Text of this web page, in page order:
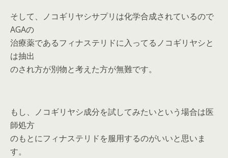
そして、ノコギリヤシサプリは化学合成されているので
AGAの
治療薬であるフィナステリドに入ってるノコギリヤシと
は抽出
のされ方が別物と考えた方が無難です。
もし、ノコギリヤシ成分を試してみたいという場合は医
師処方
のもとにフィナステリドを服用するのがいいと思いま
す。